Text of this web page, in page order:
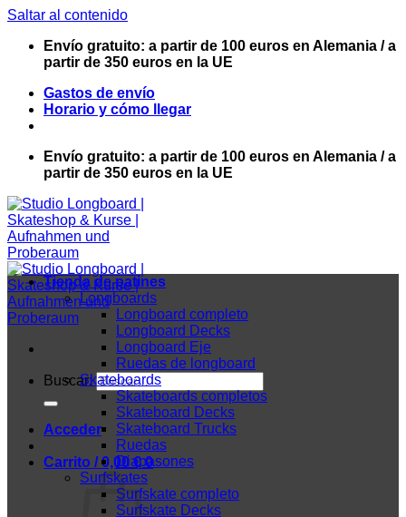
Saltar al contenido
Envío gratuito: a partir de 100 euros en Alemania / a
partir de 350 euros en la UE
Gastos de envío
Horario y cómo llegar
Envío gratuito: a partir de 100 euros en Alemania / a
partir de 350 euros en la UE
Buscar:
Acceder
Carrito /0,00€ 0
Tienda de patines
Longboards
Longboard completo
Longboard Decks
Longboard Eje
Ruedas de longboard
Skateboards
Skateboards completos
Skateboard Decks
Skateboard Trucks
Ruedas
Diapasones
Surfskates
Surfskate completo
Surfskate Decks